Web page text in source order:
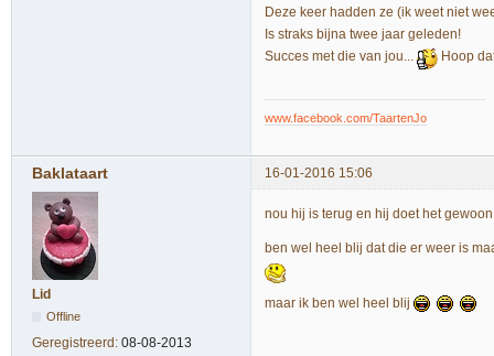
Deze keer hadden ze (ik weet niet
Is straks bijna twee jaar geleden!
Succes met die van jou...
Hoop
www.facebook.com/TaartenJo
Baklataart 16-01-2016 15:06
Lid
Offline
Geregistreerd: 08-08-2013
nou hij is terug en hij doet het
ben wel heel blij dat die er weer is
maar ik ben wel heel blij